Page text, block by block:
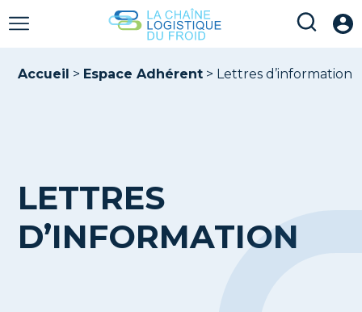
Accueil > Espace Adhérent > Lettres d’information
LETTRES
D’INFORMATION